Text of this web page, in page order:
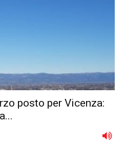
posto per Vicenza: